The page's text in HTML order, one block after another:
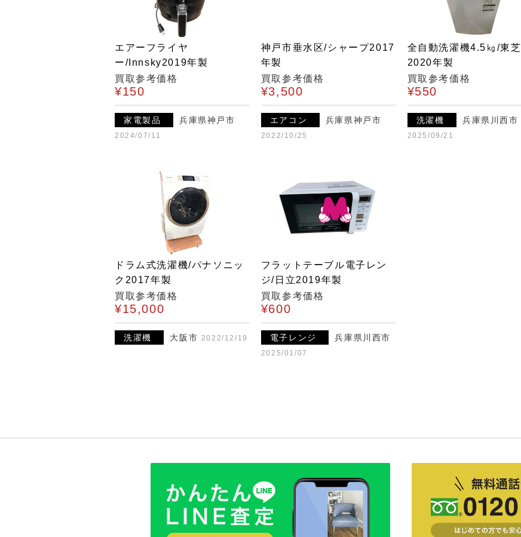
エアーフライヤ
ー/Innsky2019年製
買取参考価格
¥150
家電製品 兵庫県神戸市
2024/07/11
神戸市垂水区/シャープ2017
年製
買取参考価格
¥3,500
エアコン 兵庫県神戸市
2022/10/25
全自動洗濯機4.5㎏/東芝
2020年製
買取参考価格
¥550
洗濯機 兵庫県川西市
2025/09/21
ドラム式洗濯機/パナソニッ
ク2017年製
買取参考価格
¥15,000
洗濯機 大阪市 2022/12/19
フラットテーブル電子レン
ジ/日立2019年製
買取参考価格
¥600
電子レンジ 兵庫県川西市
2025/01/07